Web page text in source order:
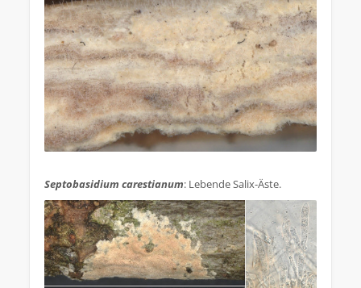
Septobasidium carestianum: Lebende Salix-Äste.